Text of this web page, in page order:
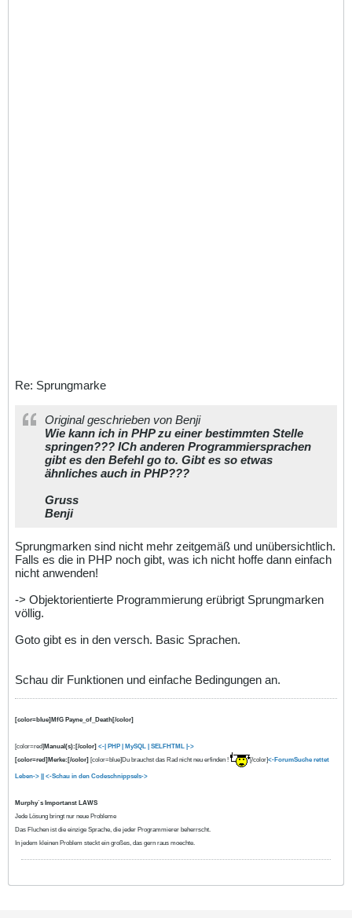
Re: Sprungmarke
Original geschrieben von Benji
Wie kann ich in PHP zu einer bestimmten Stelle
springen??? ICh anderen Programmiersprachen
gibt es den Befehl go to. Gibt es so etwas
ähnliches auch in PHP???
Gruss
Benji
Sprungmarken sind nicht mehr zeitgemäß und unübersichtlich.
Falls es die in PHP noch gibt, was ich nicht hoffe dann einfach
nicht anwenden!
-> Objektorientierte Programmierung erübrigt Sprungmarken
völlig.
Goto gibt es in den versch. Basic Sprachen.
Schau dir Funktionen und einfache Bedingungen an.
[color=blue]MfG Payne_of_Death[/color]
[color=red]Manual(s):[/color] <-| PHP | MySQL | SELFHTML |->
[color=red]Merke:[/color] [color=blue]Du brauchst das Rad nicht neu erfinden ! [/color]<-ForumSuche rettet
Leben-> || <-Schau in den Codeschnippsels->
Murphy`s Importanst LAWS
Jede Lösung bringt nur neue Probleme
Das Fluchen ist die einzige Sprache, die jeder Programmierer beherrscht.
In jedem kleinen Problem steckt ein großes, das gern raus moechte.